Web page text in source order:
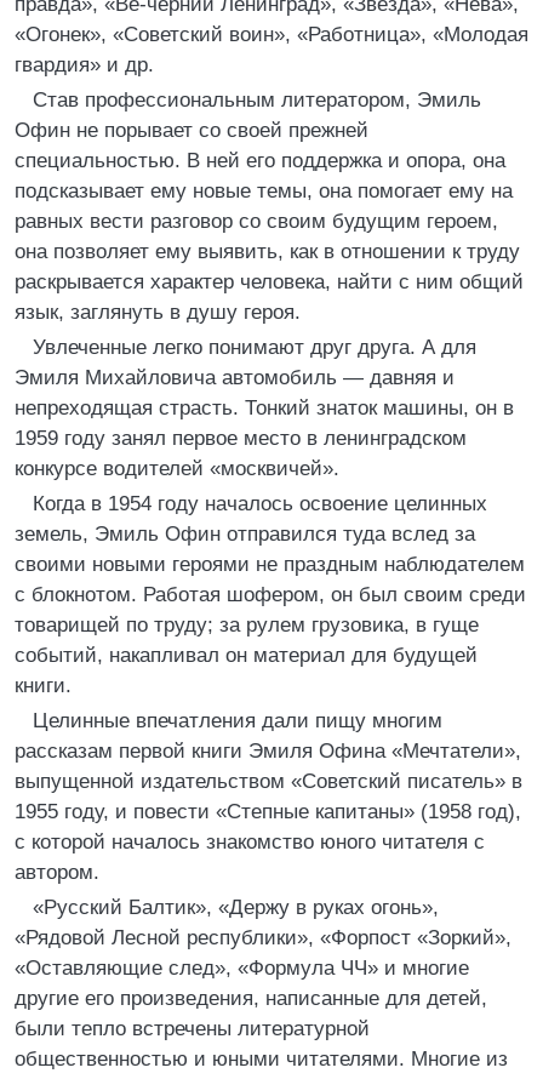
«Огонек», «Советский воин», «Работница», «Молодая
гвардия» и др.
Став профессиональным литератором, Эмиль
Офин не порывает со своей прежней
специальностью. В ней его поддержка и опора, она
подсказывает ему новые темы, она помогает ему на
равных вести разговор со своим будущим героем,
она позволяет ему выявить, как в отношении к труду
раскрывается характер человека, найти с ним общий
язык, заглянуть в душу героя.
Увлеченные легко понимают друг друга. А для
Эмиля Михайловича автомобиль — давняя и
непреходящая страсть. Тонкий знаток машины, он в
1959 году занял первое место в ленинградском
конкурсе водителей «москвичей».
Когда в 1954 году началось освоение целинных
земель, Эмиль Офин отправился туда вслед за
своими новыми героями не праздным наблюдателем
с блокнотом. Работая шофером, он был своим среди
товарищей по труду; за рулем грузовика, в гуще
событий, накапливал он материал для будущей
книги.
Целинные впечатления дали пищу многим
рассказам первой книги Эмиля Офина «Мечтатели»,
выпущенной издательством «Советский писатель» в
1955 году, и повести «Степные капитаны» (1958 год),
с которой началось знакомство юного читателя с
автором.
«Русский Балтик», «Держу в руках огонь»,
«Рядовой Лесной республики», «Форпост «Зоркий»,
«Оставляющие след», «Формула ЧЧ» и многие
другие его произведения, написанные для детей,
были тепло встречены литературной
общественностью и юными читателями. Многие из